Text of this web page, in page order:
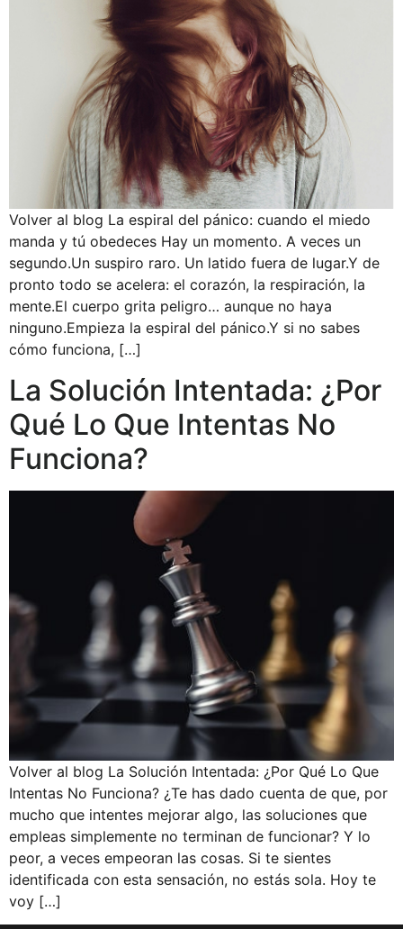
Volver al blog La espiral del pánico: cuando el miedo
manda y tú obedeces Hay un momento. A veces un
segundo.Un suspiro raro. Un latido fuera de lugar.Y de
pronto todo se acelera: el corazón, la respiración, la
mente.El cuerpo grita peligro… aunque no haya
ninguno.Empieza la espiral del pánico.Y si no sabes
cómo funciona, […]
La Solución Intentada: ¿Por
Qué Lo Que Intentas No
Funciona?
Volver al blog La Solución Intentada: ¿Por Qué Lo Que
Intentas No Funciona? ¿Te has dado cuenta de que, por
mucho que intentes mejorar algo, las soluciones que
empleas simplemente no terminan de funcionar? Y lo
peor, a veces empeoran las cosas. Si te sientes
identificada con esta sensación, no estás sola. Hoy te
voy […]